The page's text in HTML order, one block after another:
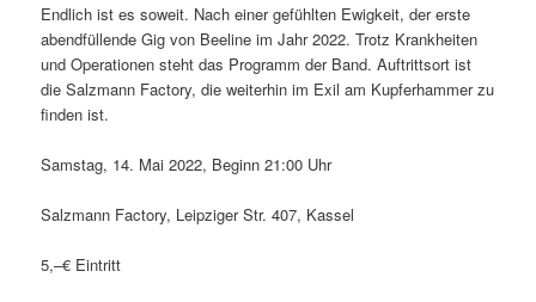
Endlich ist es soweit. Nach einer gefühlten Ewigkeit, der erste
abendfüllende Gig von Beeline im Jahr 2022. Trotz Krankheiten
und Operationen steht das Programm der Band. Auftrittsort ist
die Salzmann Factory, die weiterhin im Exil am Kupferhammer zu
finden ist.
Samstag, 14. Mai 2022, Beginn 21:00 Uhr
Salzmann Factory, Leipziger Str. 407, Kassel
5,–€ Eintritt